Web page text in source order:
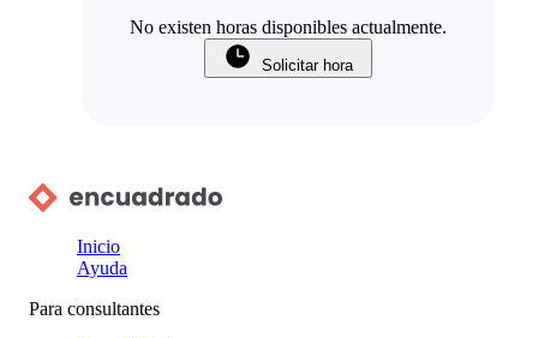
No existen horas disponibles actualmente.
Solicitar hora
Inicio
Ayuda
Para consultantes